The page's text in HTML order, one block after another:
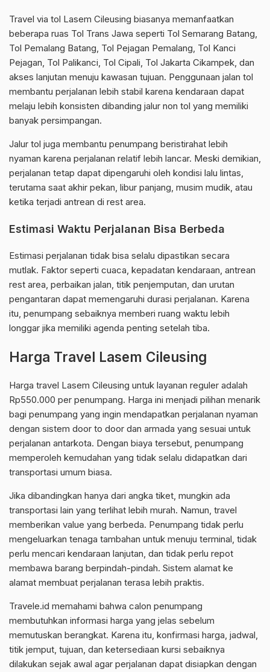
Travel via tol Lasem Cileusing biasanya memanfaatkan
beberapa ruas Tol Trans Jawa seperti Tol Semarang Batang,
Tol Pemalang Batang, Tol Pejagan Pemalang, Tol Kanci
Pejagan, Tol Palikanci, Tol Cipali, Tol Jakarta Cikampek, dan
akses lanjutan menuju kawasan tujuan. Penggunaan jalan tol
membantu perjalanan lebih stabil karena kendaraan dapat
melaju lebih konsisten dibanding jalur non tol yang memiliki
banyak persimpangan.
Jalur tol juga membantu penumpang beristirahat lebih
nyaman karena perjalanan relatif lebih lancar. Meski demikian,
perjalanan tetap dapat dipengaruhi oleh kondisi lalu lintas,
terutama saat akhir pekan, libur panjang, musim mudik, atau
ketika terjadi antrean di rest area.
Estimasi Waktu Perjalanan Bisa Berbeda
Estimasi perjalanan tidak bisa selalu dipastikan secara
mutlak. Faktor seperti cuaca, kepadatan kendaraan, antrean
rest area, perbaikan jalan, titik penjemputan, dan urutan
pengantaran dapat memengaruhi durasi perjalanan. Karena
itu, penumpang sebaiknya memberi ruang waktu lebih
longgar jika memiliki agenda penting setelah tiba.
Harga Travel Lasem Cileusing
Harga travel Lasem Cileusing untuk layanan reguler adalah
Rp550.000 per penumpang. Harga ini menjadi pilihan menarik
bagi penumpang yang ingin mendapatkan perjalanan nyaman
dengan sistem door to door dan armada yang sesuai untuk
perjalanan antarkota. Dengan biaya tersebut, penumpang
memperoleh kemudahan yang tidak selalu didapatkan dari
transportasi umum biasa.
Jika dibandingkan hanya dari angka tiket, mungkin ada
transportasi lain yang terlihat lebih murah. Namun, travel
memberikan value yang berbeda. Penumpang tidak perlu
mengeluarkan tenaga tambahan untuk menuju terminal, tidak
perlu mencari kendaraan lanjutan, dan tidak perlu repot
membawa barang berpindah-pindah. Sistem alamat ke
alamat membuat perjalanan terasa lebih praktis.
Travele.id memahami bahwa calon penumpang
membutuhkan informasi harga yang jelas sebelum
memutuskan berangkat. Karena itu, konfirmasi harga, jadwal,
titik jemput, tujuan, dan ketersediaan kursi sebaiknya
dilakukan sejak awal agar perjalanan dapat disiapkan dengan